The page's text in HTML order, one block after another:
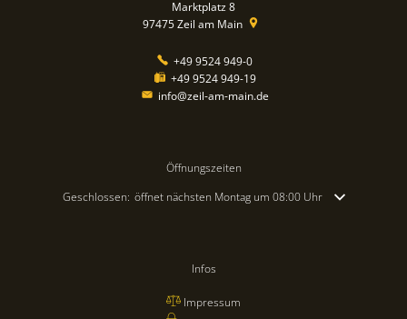
Marktplatz 8
97475Zeil am Main
+49 9524 949-0
+49 9524 949-19
info@zeil-am-main.de
Öffnungszeiten
Klicken, um weitere Öffnungs- oder Schließzeiten auszublenden
Geschlossen: öffnet nächsten Montag um 08:00 Uhr
Infos
Impressum